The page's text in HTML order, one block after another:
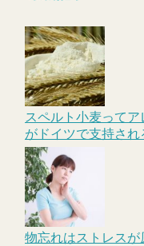
スペルト小麦って
がドイツで支持され
物忘れはストレス